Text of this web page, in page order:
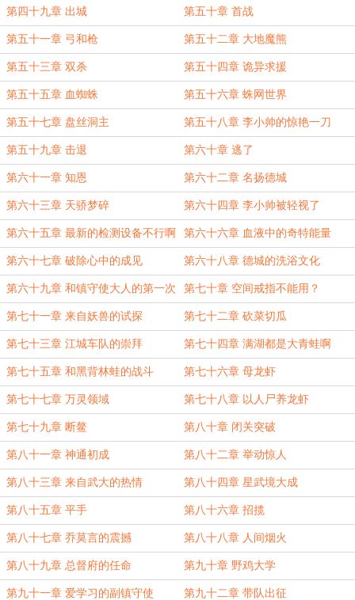
第四十九章 出城 第五十章 首战
第五十一章 弓和枪 第五十二章 大地魔熊
第五十三章 双杀 第五十四章 诡异求援
第五十五章 血蜘蛛 第五十六章 蛛网世界
第五十七章 盘丝洞主 第五十八章 李小帅的惊艳一刀
第五十九章 击退 第六十章 逃了
第六十一章 知恩 第六十二章 名扬德城
第六十三章 天骄梦碎 第六十四章 李小帅被轻视了
第六十五章 最新的检测设备不行啊 第六十六章 血液中的奇特能量
第六十七章 破除心中的成见 第六十八章 德城的洗浴文化
第六十九章 和镇守使大人的第一次
会面
第七十章 空间戒指不能用？
第七十一章 来自妖兽的试探 第七十二章 砍菜切瓜
第七十三章 江城车队的崇拜 第七十四章 满湖都是大青蛙啊
第七十五章 和黑背林蛙的战斗 第七十六章 母龙虾
第七十七章 万灵领域 第七十八章 以人尸养龙虾
第七十九章 断鳌 第八十章 闭关突破
第八十一章 神通初成 第八十二章 举动惊人
第八十三章 来自武大的热情 第八十四章 星武境大成
第八十五章 平手 第八十六章 招揽
第八十七章 乔莫言的震撼 第八十八章 人间烟火
第八十九章 总督府的任命 第九十章 野鸡大学
第九十一章 爱学习的副镇守使 第九十二章 带队出征